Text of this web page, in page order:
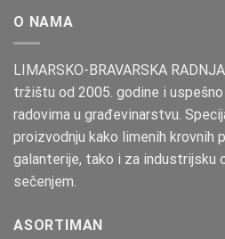
O NAMA
LIMARSKO-BRAVARSKA
tržištu od 2005. godine i
radovima u građevinarstvu.
proizvodnju kako limenih krovnih
galanterije, tako i za industrijsku
sečenjem.
ASORTIMAN